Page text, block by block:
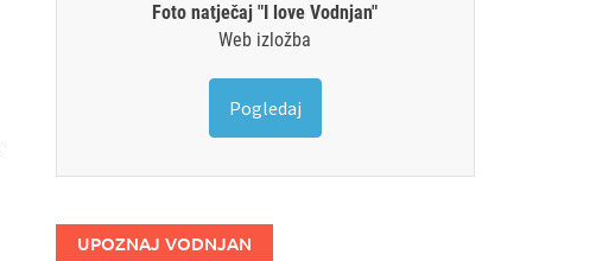
Foto natječaj "I love Vodnjan"
Web izložba
Pogledaj
UPOZNAJ VODNJAN